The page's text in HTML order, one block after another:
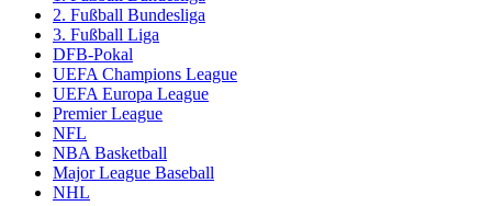
2. Fußball Bundesliga
3. Fußball Liga
DFB-Pokal
UEFA Champions League
UEFA Europa League
Premier League
NFL
NBA Basketball
Major League Baseball
NHL